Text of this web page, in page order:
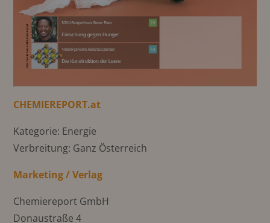
CHEMIEREPORT.at
Kategorie: Energie
Verbreitung: Ganz Österreich
Marketing / Verlag
Chemiereport GmbH
Donaustraße 4